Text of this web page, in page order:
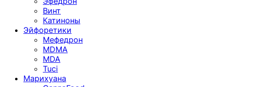
Винт
Катиноны
Эйфоретики
Мефедрон
MDMA
MDA
Tuci
Марихуана